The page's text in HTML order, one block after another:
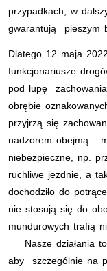
przypadkach, w
gwarantują pieszym
Dlatego 12 maja
funkcjonariusze
pod lupę
obrębie
przyjrzą się
nadzorem obejmą
niebezpieczne, np.
ruchliwe jezdnie, a
dochodziło do
nie stosują się do
mundurowych trafią
Nasze działania to
aby szczególnie na